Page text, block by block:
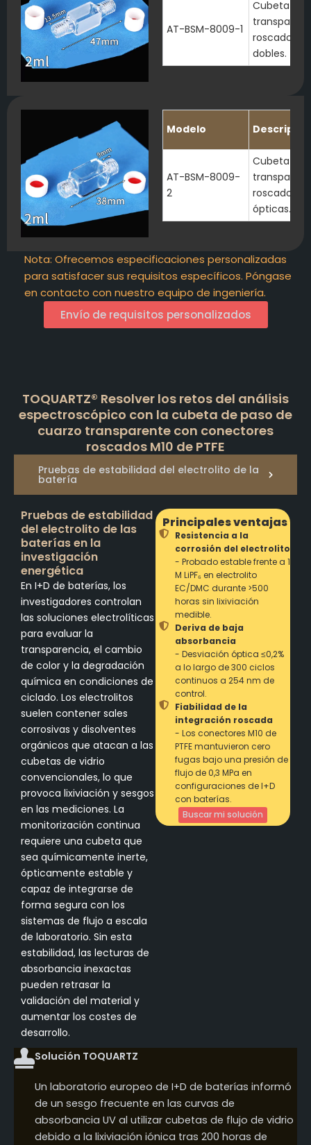
AT-BSM-8009-1
Cubeta de
roscado
dobles.
Modelo
AT-BSM-8009-
2
Cubeta de
roscado
ópticas.
Nota: Ofrecemos especificaciones personalizadas
para satisfacer sus requisitos específicos. Póngase
en contacto con nuestro equipo de ingeniería.
Envío de requisitos personalizados
TOQUARTZ® Resolver los retos del análisis
espectroscópico con la cubeta de paso de
cuarzo transparente con conectores
roscados M10 de PTFE
Pruebas de estabilidad del electrolito de la
batería
Pruebas de estabilidad
del electrolito de las
baterías en la
investigación
energética
En I+D de baterías, los
investigadores controlan
las soluciones electrolíticas
para evaluar la
transparencia, el cambio
de color y la degradación
química en condiciones de
ciclado. Los electrolitos
suelen contener sales
corrosivas y disolventes
orgánicos que atacan a las
cubetas de vidrio
convencionales, lo que
provoca lixiviación y sesgos
en las mediciones. La
monitorización continua
requiere una cubeta que
sea químicamente inerte,
ópticamente estable y
capaz de integrarse de
forma segura con los
sistemas de flujo a escala
de laboratorio. Sin esta
estabilidad, las lecturas de
absorbancia inexactas
pueden retrasar la
validación del material y
aumentar los costes de
desarrollo.
Principales ventajas
Resistencia a la
corrosión del electrolito
- Probado estable frente a 1
M LiPF₆ en electrolito
EC/DMC durante >500
horas sin lixiviación
medible.
Deriva de baja
absorbancia
- Desviación óptica ≤0,2%
a lo largo de 300 ciclos
continuos a 254 nm de
control.
Fiabilidad de la
integración roscada
- Los conectores M10 de
PTFE mantuvieron cero
fugas bajo una presión de
flujo de 0,3 MPa en
configuraciones de I+D
con baterías.
Buscar mi solución
Solución TOQUARTZ
Un laboratorio europeo de I+D de baterías informó
de un sesgo frecuente en las curvas de
absorbancia UV al utilizar cubetas de flujo de vidrio
debido a la lixiviación iónica tras 200 horas de